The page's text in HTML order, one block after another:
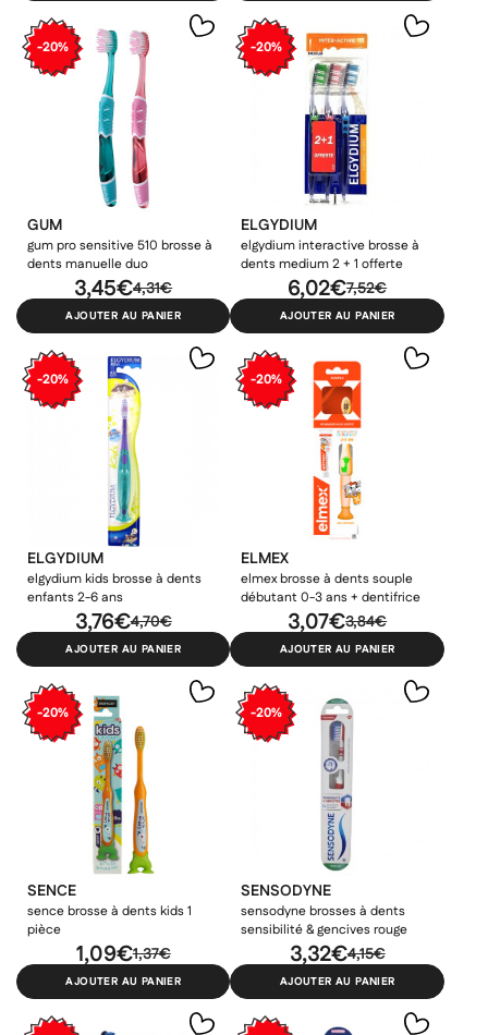
-20%
GUM
gum pro sensitive 510 brosse à
dents manuelle duo
4,31€
3,45€
AJOUTER AU PANIER
-20%
ELGYDIUM
elgydium interactive brosse à
dents medium 2 + 1 offerte
7,52€
6,02€
AJOUTER AU PANIER
-20%
ELGYDIUM
elgydium kids brosse à dents
enfants 2-6 ans
4,70€
3,76€
AJOUTER AU PANIER
-20%
ELMEX
elmex brosse à dents souple
débutant 0-3 ans + dentifrice
3,84€
3,07€
AJOUTER AU PANIER
-20%
SENCE
sence brosse à dents kids 1
pièce
1,37€
1,09€
AJOUTER AU PANIER
-20%
SENSODYNE
sensodyne brosses à dents
sensibilité & gencives rouge
4,15€
3,32€
AJOUTER AU PANIER